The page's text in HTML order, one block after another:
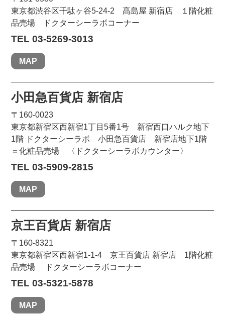
東京都渋谷区千駄ヶ谷5-24-2 髙島屋 新宿店 １階化粧
品売場 ドクターシーラボコーナー
TEL 03-5269-3013
MAP
小田急百貨店 新宿店
〒160-0023
東京都新宿区西新宿1丁目5番1号 新宿西口ハルク地下
1階 ドクターシーラボ 小田急百貨店 新宿店地下1階
＝化粧品売場 〈ドクターシーラボカウンター〉
TEL 03-5909-2815
MAP
京王百貨店 新宿店
〒160-8321
東京都新宿区西新宿1-1-4 京王百貨店 新宿店 1階化粧
品売場 ドクターシーラボコーナー
TEL 03-5321-5878
MAP